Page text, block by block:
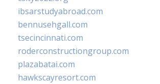
ibsarstudyabroad.com
bennusehgall.com
tsecincinnati.com
roderconstructiongroup.com
plazabatai.com
hawkscayresort.com